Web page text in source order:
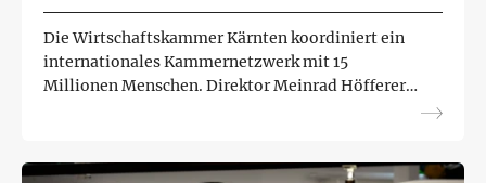
Die Wirtschaftskammer Kärnten koordiniert ein
internationales Kammernetzwerk mit 15
Millionen Menschen. Direktor Meinrad Höfferer